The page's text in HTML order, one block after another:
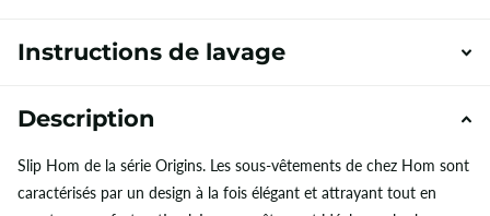
Instructions de lavage
Description
Slip Hom de la série Origins. Les sous-vêtements de chez Hom sont
caractérisés par un design à la fois élégant et attrayant tout en